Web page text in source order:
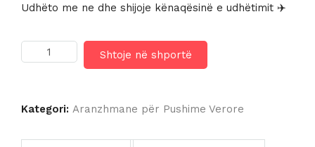
Udhëto me ne dhe shijoje kënaqësinë e udhëtimit ✈️
Sasi
PENELOPE
Shtoje në shportë
Kategori: Aranzhmane për Pushime Verore